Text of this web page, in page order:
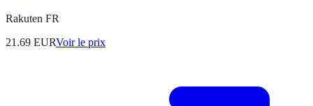
Rakuten FR
21.69 EURVoir le prix